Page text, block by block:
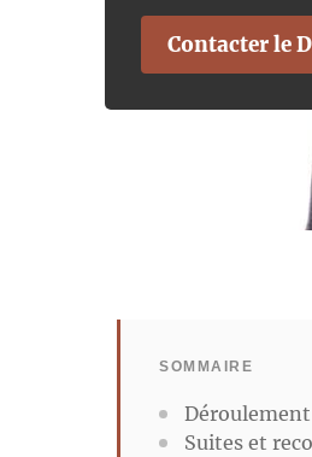
Contacter le
SOMMAIRE
Déroulement
Suites et